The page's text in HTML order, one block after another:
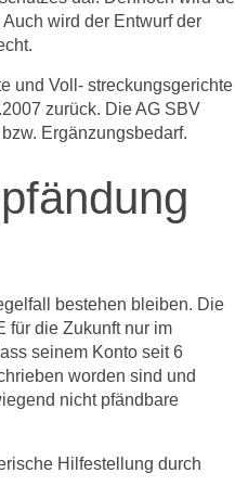
wird der Entwurf der
und Voll- streckungsgerichte
zurück. Die AG SBV
Ergänzungsbedarf.
bestehen bleiben. Die
für die Zukunft nur im
seinem Konto seit 6
worden sind und
nicht pfändbare
Hilfestellung durch